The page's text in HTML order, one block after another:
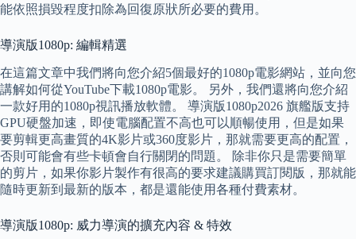
能依照損毀程度扣除為回復原狀所必要的費用。
導演版1080p: 編輯精選
在這篇文章中我們將向您介紹5個最好的1080p電影網站，並向您
講解如何從YouTube下載1080p電影。 另外，我們還將向您介紹
一款好用的1080p視訊播放軟體。 導演版1080p2026 旗艦版支持
GPU硬盤加速，即使電腦配置不高也可以順暢使用，但是如果
要剪輯更高畫質的4K影片或360度影片，那就需要更高的配置，
否則可能會有些卡頓會自行關閉的問題。 除非你只是需要簡單
的剪片，如果你影片製作有很高的要求建議購買訂閱版，那就能
隨時更新到最新的版本，都是還能使用各種付費素材。
導演版1080p: 威力導演的擴充內容 & 特效